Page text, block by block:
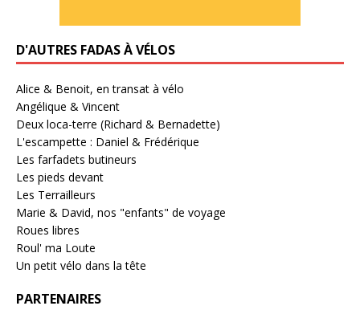
D'AUTRES FADAS À VÉLOS
Alice & Benoit, en transat à vélo
Angélique & Vincent
Deux loca-terre (Richard & Bernadette)
L'escampette : Daniel & Frédérique
Les farfadets butineurs
Les pieds devant
Les Terrailleurs
Marie & David, nos "enfants" de voyage
Roues libres
Roul' ma Loute
Un petit vélo dans la tête
PARTENAIRES